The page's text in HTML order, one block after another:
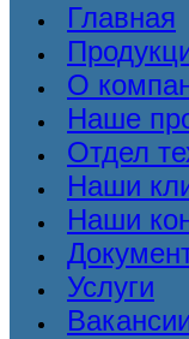
Главная
О
Наше
Отдел
Наши
Наши
Услуги